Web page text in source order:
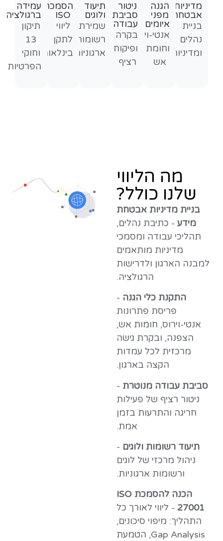
מדיניות
אבטחה
בניית
נהלים
ומדיניות
הגנה
מפני
איומים
אנטי-וירוס
וחומת
אש
ניטור
סביבת
עבודה
בקרה
ופיקוח
רציף
תיעוד
ולוגים
שמירת
רשומות
ארגוניות
הסמכת
ISO
ליווי
לתקן
בינלאומי
עמידה
ברגולציה
תיקון
13
וחוקי
הפרטיות
מה הליווי
שלנו כולל?
בניית מדיניות אבטחת
מידע - כתיבת נהלים,
תהליכי עבודה ומסמכי
מדיניות מותאמים
למבנה הארגון ולדרישות
הרגולציה.
התקנת כלי הגנה -
פריסת פתרונות
אנטי-וירוס, חומות אש,
הצפנה, ובקרת גישה
מרכזית לכל עמדות
הקצה בארגון.
סביבת עבודה מנוטרת -
ניטור רציף של פעילות
חריגה והתרעות בזמן
אמת.
תיעוד רשומות ולוגים -
ניהול מרכזי של לוגים
ורשומות ארגוניות.
הכנה להסמכת ISO
27001 - ליווי לאורך כל
התהליך: מיפוי סיכונים,
Gap Analysis, הטמעת